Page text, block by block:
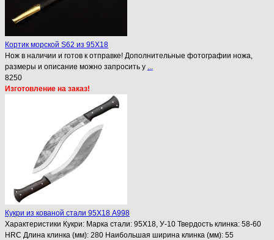
Кортик морской S62 из 95Х18
Нож в наличии и готов к отправке! Дополнительные фотографии ножа,
размеры и описание можно запросить у ...
8250
Изготовление на заказ!
Кукри из кованой стали 95Х18 A998
Характеристики Кукри: Марка стали: 95Х18, У-10 Твердость клинка: 58-60
HRC Длина клинка (мм): 280 Наибольшая ширина клинка (мм): 55